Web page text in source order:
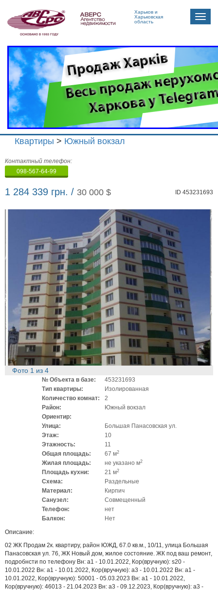
Харьков и
Харьковская
область
Toggle
Квартиры > Южный вокзал
Агенство
недвижимости
"Аверс"
Контактный телефон:
098-567-64-99
1 284 339 грн. / 30 000 $ ID 453231693
Фото 1 из 4
№ Объекта в базе:
453231693
Тип квартиры:
Изолированная
Количество комнат:
2
Район:
Южный вокзал
Ориентир:
Улица:
Большая Панасовская ул.
Этаж:
10
Этажность:
11
Общая площадь:
67 м2
Жилая площадь: не указано м2
Площадь кухни: 21 м2
Схема:
Раздельные
Материал:
Кирпич
Санузел:
Совмещенный
Телефон:
нет
Балкон:
Нет
Описание:
02 ЖК Продам 2к. квартиру, район ЮЖД, 67.0 кв.м., 10/11, улица Большая
Панасовская ул. 76, ЖК Новый дом, жилое состояние. ЖК под ваш ремонт,
подробнсти по телефону Вн: a1 - 10.01.2022, Кор(вручную): s20 -
10.01.2022 Вн: a1 - 10.01.2022, Кор(вручную): a3 - 10.01.2022 Вн: a1 -
10.01.2022, Кор(вручную): 50001 - 05.03.2023 Вн: a1 - 10.01.2022,
Кор(вручную): 46013 - 21.04.2023 Вн: a3 - 09.12.2023, Кор(вручную): a3 -